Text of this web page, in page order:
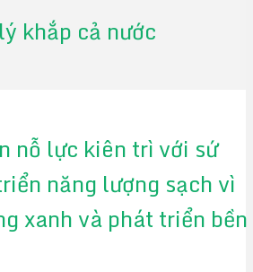
khắp cả nước
nỗ lực kiên trì với sứ
năng lượng sạch vì
xanh và phát triển bền